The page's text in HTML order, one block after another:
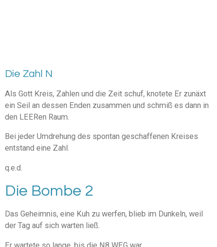
Die Zahl N
Als Gott Kreis, Zahlen und die Zeit schuf, knotete Er zunäxt
ein Seil an dessen Enden zusammen und schmiß es dann in
den LEERen Raum.
Bei jeder Umdrehung des spontan geschaffenen Kreises
entstand eine Zahl.
q.e.d.
Die Bombe 2
Das Geheimnis, eine Kuh zu werfen, blieb im Dunkeln, weil
der Tag auf sich warten ließ.